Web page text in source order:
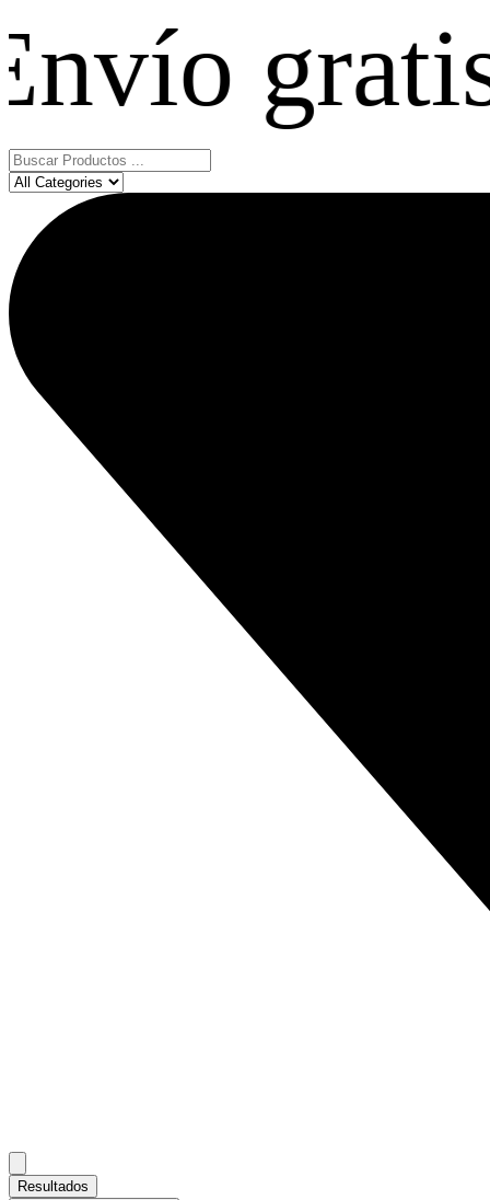
en
Search
...
Resultados